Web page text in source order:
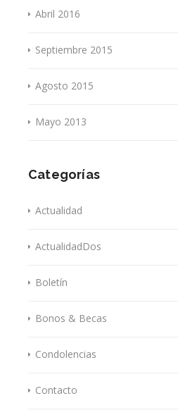
Abril 2016
Septiembre 2015
Agosto 2015
Mayo 2013
Categorías
Actualidad
ActualidadDos
Boletín
Bonos & Becas
Condolencias
Contacto